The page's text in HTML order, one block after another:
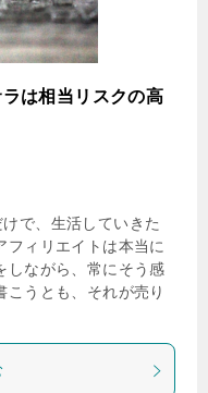
は相当リスクの高
で、生活していきた
フィリエイトは本当に
しながら、常にそう感
こうとも、それが売り